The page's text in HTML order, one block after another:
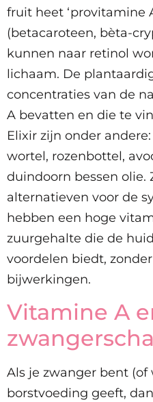
fruit heet ‘provitamine
(betacaroteen, bèta-
kunnen naar retinol
lichaam. De
concentraties van de
A bevatten en die te
Elixir zijn onder
wortel, rozenbottel,
duindoorn bessen olie.
alternatieven voor de
hebben een hoge
zuurgehalte die de
voordelen biedt,
bijwerkingen.
Vitamine A
Als je zwanger bent
borstvoeding geeft,